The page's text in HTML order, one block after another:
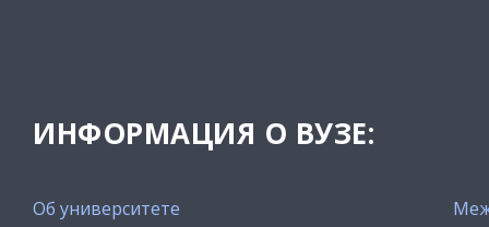
ИНФОРМАЦИЯ О ВУЗЕ:
Об университете